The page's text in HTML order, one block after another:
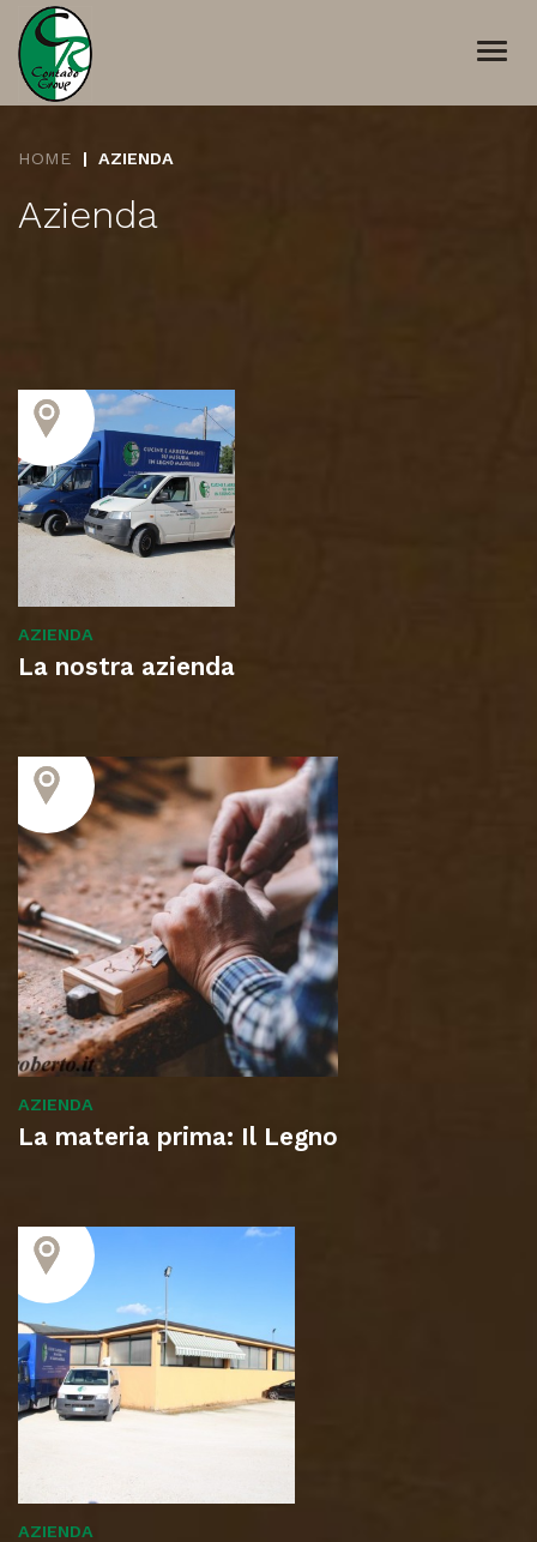
HOME AZIENDA
Azienda
AZIENDA
La nostra azienda
AZIENDA
La materia prima: Il Legno
AZIENDA